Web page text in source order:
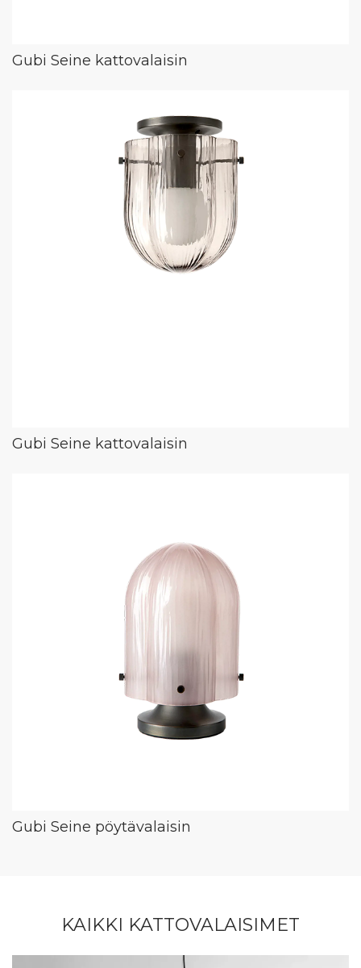
Gubi Seine kattovalaisin
Gubi Seine kattovalaisin
Gubi Seine pöytävalaisin
KAIKKI KATTOVALAISIMET